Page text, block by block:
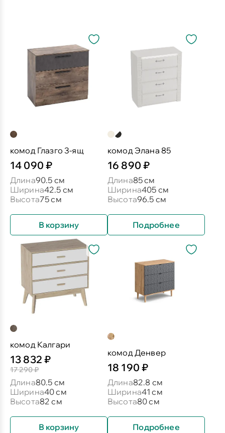
комод Глазго 3-ящ
14 090 ₽
Длина90.5 см
Ширина42.5 см
Высота75 см
В корзину
комод Элана 85
16 890 ₽
Длина85 см
Ширина405 см
Высота96.5 см
Подробнее
комод Калгари
13 832 ₽
17 290 ₽
Длина80.5 см
Ширина40 см
Высота82 см
В корзину
комод Денвер
18 190 ₽
Длина82.8 см
Ширина41 см
Высота80 см
Подробнее